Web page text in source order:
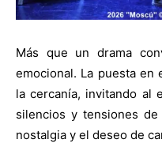
Más que un drama
emocional. La puesta en
la cercanía, invitando al
silencios y tensiones
nostalgia y el deseo de